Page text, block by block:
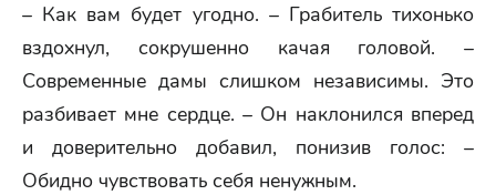
– Как вам будет угодно. – Грабитель тихонько
вздохнул, сокрушенно качая головой. –
Современные дамы слишком независимы. Это
разбивает мне сердце. – Он наклонился вперед
и доверительно добавил, понизив голос: –
Обидно чувствовать себя ненужным.